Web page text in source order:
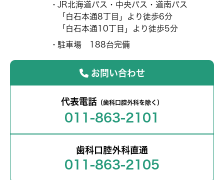
JR北海道バス・中央バス・道南バス
「白石本通8丁目」より徒歩6分
「白石本通10丁目」より徒歩5分
駐車場 188台完備
お問い合わせ
代表電話 （歯科口腔外科を除く）
011-863-2101
歯科口腔外科直通
011-863-2105